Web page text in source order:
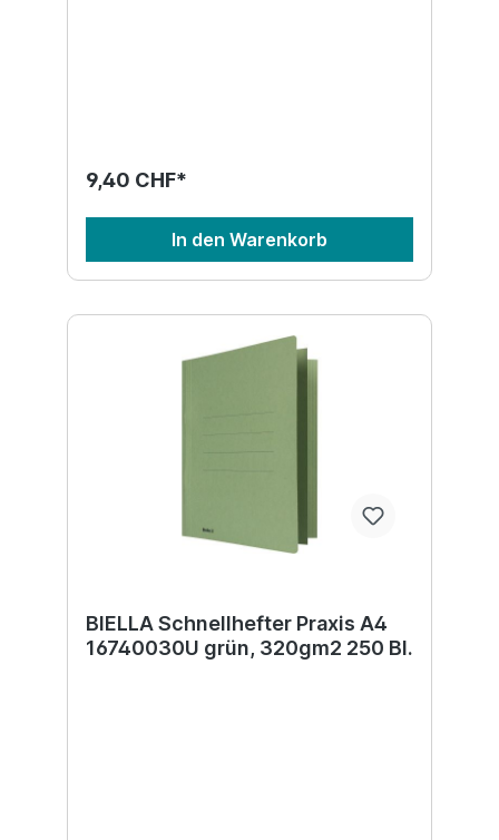
9,40 CHF*
In den Warenkorb
BIELLA Schnellhefter Praxis A4
16740030U grün, 320gm2 250 Bl.